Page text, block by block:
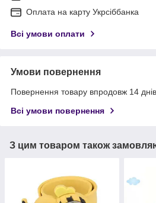
Оплата на карту Укрсіббанка
Всі умови оплати
Умови повернення
Повернення товару впродовж 14
Всі умови повернення
З цим товаром також